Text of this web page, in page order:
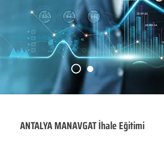
ANTALYA MANAVGAT İhale Eğitimi